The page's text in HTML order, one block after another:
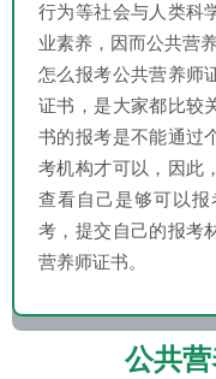
行为等社会与人类科
业素养，因而公共营
怎么报考公共营养师
证书，是大家都比较
书的报考是不能通过
考机构才可以，因此
查看自己是够可以
考，提交自己的报考
营养师证书。
公共